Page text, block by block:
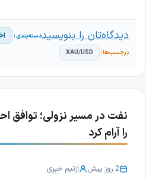
XAU/USD
دیدگاه‌تان را بنویسید
نفت در مسیر نزولی؛ توافق
را آرام کرد
2 روز پیش ازتیم خبری